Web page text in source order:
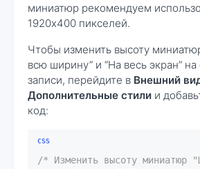
миниатюр рекомендуем
1920х400 пикселей.
Чтобы изменить высоту
всю ширину” и “На весь экран”
записи, перейдите в Внешний
Дополнительные стили и
код:
/* Изменить высоту миниатюр